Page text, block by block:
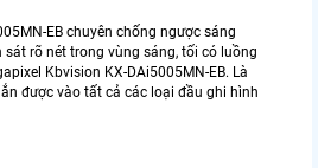
EB chuyên chống ngược sáng
sát rõ nét trong vùng sáng, tối có luồng
Kbvision KX-DAi5005MN-EB. Là
được vào tất cả các loại đầu ghi hình